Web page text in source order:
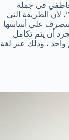
في جملة
الطريقة التي
علي أساسها
أن يتم تكامل
، وذلك عبر لغة